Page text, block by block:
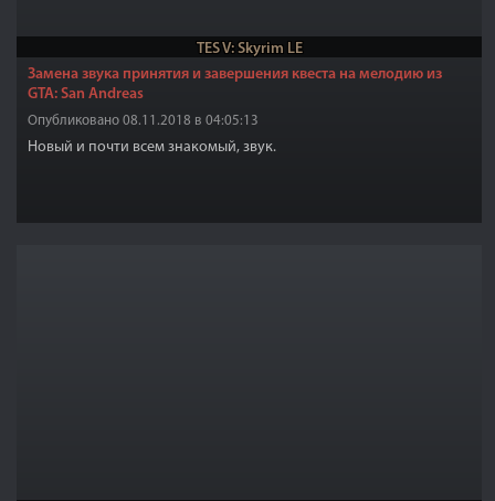
TES V: Skyrim LE
Замена звука принятия и завершения квеста на мелодию из
GTA: San Andreas
Опубликовано 08.11.2018 в 04:05:13
Новый и почти всем знакомый, звук.